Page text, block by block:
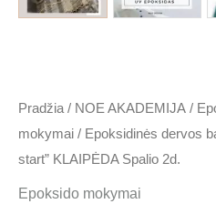
Pradžia / NOE AKADEMIJA /
mokymai / Epoksidinės dervos
start” KLAIPĖDA Spalio 2d.
Epoksido mokymai